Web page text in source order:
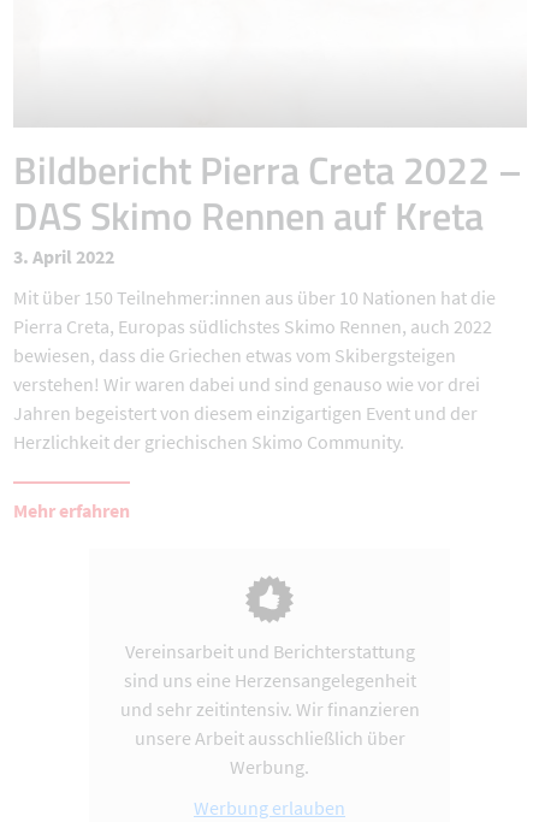
Bildbericht Pierra Creta 2022 –
DAS Skimo Rennen auf Kreta
3. April 2022
Mit über 150 Teilnehmer:innen aus über 10 Nationen hat die
Pierra Creta, Europas südlichstes Skimo Rennen, auch 2022
bewiesen, dass die Griechen etwas vom Skibergsteigen
verstehen! Wir waren dabei und sind genauso wie vor drei
Jahren begeistert von diesem einzigartigen Event und der
Herzlichkeit der griechischen Skimo Community.
Mehr erfahren
Vereinsarbeit und Berichterstattung
sind uns eine Herzensangelegenheit
und sehr zeitintensiv. Wir finanzieren
unsere Arbeit ausschließlich über
Werbung.
Werbung erlauben